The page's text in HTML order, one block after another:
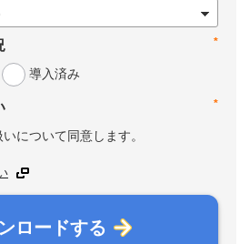
*
導入済み
*
について同意します。
ロードする